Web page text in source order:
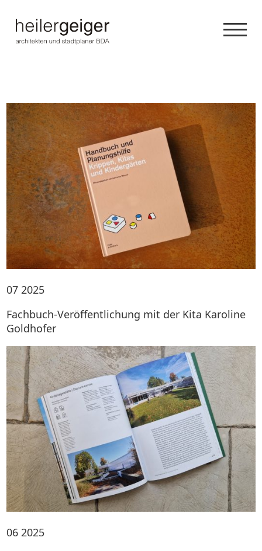
07 2025
Fachbuch-Veröffentlichung mit der Kita Karoline
Goldhofer
06 2025